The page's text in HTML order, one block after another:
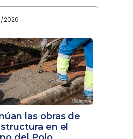
2026
las obras de
en el
del Polo